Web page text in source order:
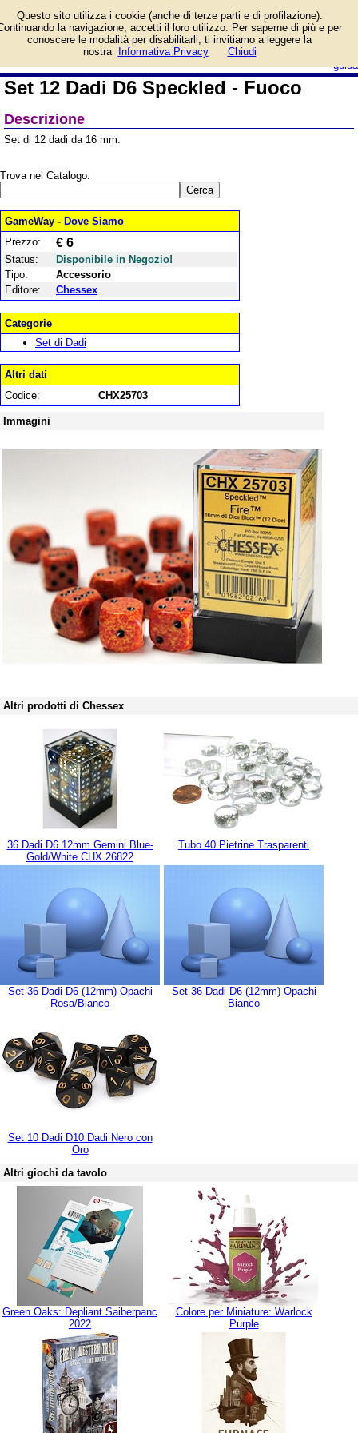
guida
Dadi D6 Speckled - Fuoco
e prezzo di vendita.
Prodotto da Chessex
Set 12 Dadi D6 Speckled - Fuoco
Descrizione
Set di 12 dadi da 16 mm.
Trova nel Catalogo:
GameWay - Dove Siamo
Prezzo:
€ 6
Status:
Disponibile in Negozio!
Tipo:
Accessorio
Editore:
Chessex
Categorie
Set di Dadi
Altri dati
Codice:
CHX25703
Immagini
Altri prodotti di Chessex
36 Dadi D6 12mm Gemini Blue-
Gold/White CHX 26822
Tubo 40 Pietrine Trasparenti
Set 36 Dadi D6 (12mm) Opachi
Rosa/Bianco
Set 36 Dadi D6 (12mm) Opachi
Bianco
Set 10 Dadi D10 Dadi Nero con
Oro
Altri giochi da tavolo
Green Oaks: Depliant Saiberpanc
2022
Colore per Miniature: Warlock
Purple
Questo sito utilizza i cookie (anche di terze parti e di profilazione).
la navigazione, accetti il loro utilizzo. Per saperne di più e per
conoscere le modalità per disabilitarli, ti invitiamo a leggere la
nostra
Informativa Privacy Chiudi